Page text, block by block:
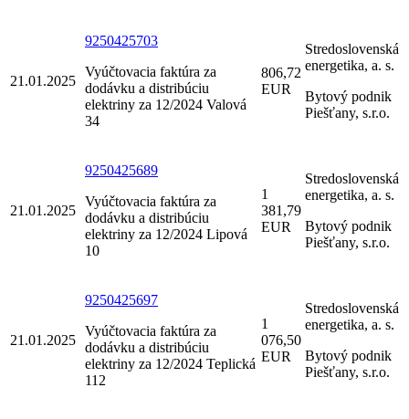
21.01.2025
9250425703
Vyúčtovacia faktúra za
dodávku a distribúciu
elektriny za 12/2024 Valová
34
806,72
EUR
Stredoslovenská
energetika, a. s.
Bytový podnik
Piešťany, s.r.o.
21.01.2025
9250425689
Vyúčtovacia faktúra za
dodávku a distribúciu
elektriny za 12/2024 Lipová
10
1
381,79
EUR
Stredoslovenská
energetika, a. s.
Bytový podnik
Piešťany, s.r.o.
21.01.2025
9250425697
Vyúčtovacia faktúra za
dodávku a distribúciu
elektriny za 12/2024 Teplická
112
1
076,50
EUR
Stredoslovenská
energetika, a. s.
Bytový podnik
Piešťany, s.r.o.